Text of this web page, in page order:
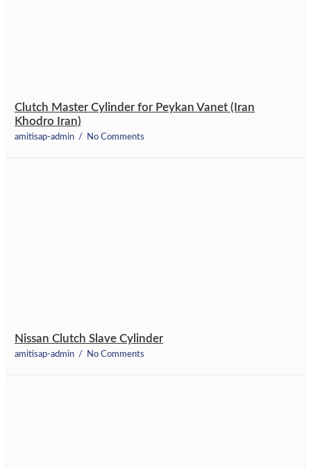
Clutch Master Cylinder for Peykan Vanet (Iran
Khodro Iran)
amitisap-admin No Comments
Nissan Clutch Slave Cylinder
amitisap-admin No Comments